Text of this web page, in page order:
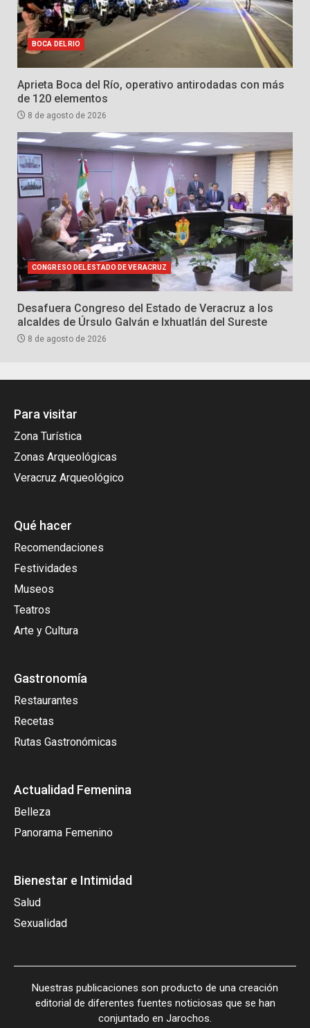
BOCA DEL RIO
Aprieta Boca del Río, operativo antirodadas con más
de 120 elementos
8 de agosto de 2026
CONGRESO DEL ESTADO DE VERACRUZ
Desafuera Congreso del Estado de Veracruz a los
alcaldes de Úrsulo Galván e Ixhuatlán del Sureste
8 de agosto de 2026
Para visitar
Zona Turística
Zonas Arqueológicas
Veracruz Arqueológico
Qué hacer
Recomendaciones
Festividades
Museos
Teatros
Arte y Cultura
Gastronomía
Restaurantes
Recetas
Rutas Gastronómicas
Actualidad Femenina
Belleza
Panorama Femenino
Bienestar e Intimidad
Salud
Sexualidad
Nuestras publicaciones son producto de una creación
editorial de diferentes fuentes noticiosas que se han
conjuntado en Jarochos.